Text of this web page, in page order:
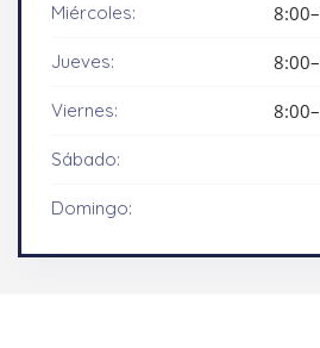
Miércoles:
Jueves:
Viernes:
Sábado:
Domingo: